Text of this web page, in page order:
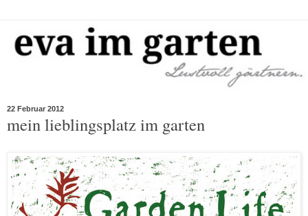
22 Februar 2012
mein lieblingsplatz im garten